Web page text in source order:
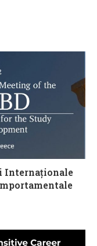
Internaționale